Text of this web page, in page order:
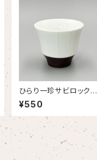
ひらり一珍サビロックカ
ップ【OUTLET】
¥550